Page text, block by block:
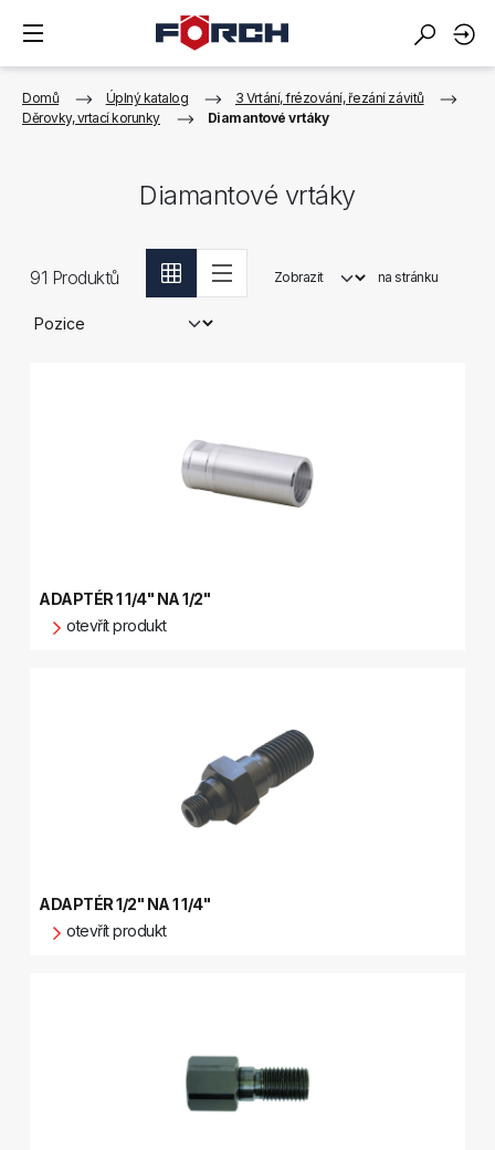
Domů Úplný katalog
3 Vrtání, frézování, řezání závitů
Děrovky, vrtací korunky
Diamantové vrtáky
Diamantové vrtáky
91 Produktů Zobrazit na stránku
ADAPTÉR 1 1/4" NA 1/2"
otevřít produkt
ADAPTÉR 1/2" NA 1 1/4"
otevřít produkt